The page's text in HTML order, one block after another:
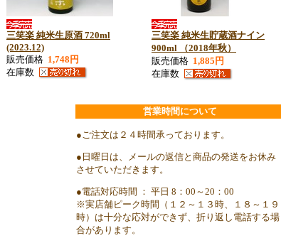
三笑楽 純米生原酒 720ml
(2023.12)
販売価格 1,748円
在庫数
三笑楽 純米生貯蔵酒ナイン
900ml （2018年秋）
販売価格 1,885円
在庫数
営業時間について
●ご注文は２４時間承っております。
●日曜日は、メールの返信と商品の発送をお休み
させていただきます。
●電話対応時間 ： 平日 8：00～20：00
※実店舗ピーク時間（１２～１３時、１８～１９
時）は十分な応対ができず、折り返し電話する場
合があります。